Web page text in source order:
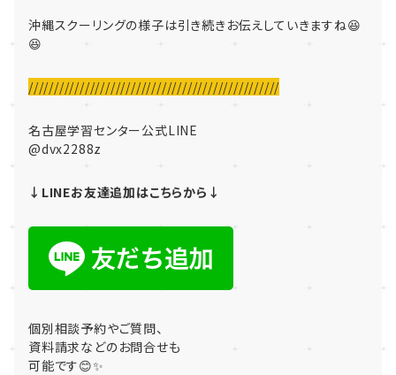
沖縄スクーリングの様子は引き続きお伝えしていきますね😆
😆
/////////////////////////////////////////////////
名古屋学習センター公式LINE
@dvx2288z
↓LINEお友達追加はこちらから↓
個別相談予約やご質問、
資料請求などのお問合せも
可能です😊✨